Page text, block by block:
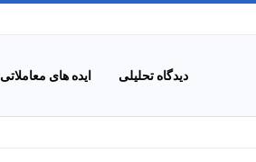
دیدگاه تحلیلی ایده های معاملاتی